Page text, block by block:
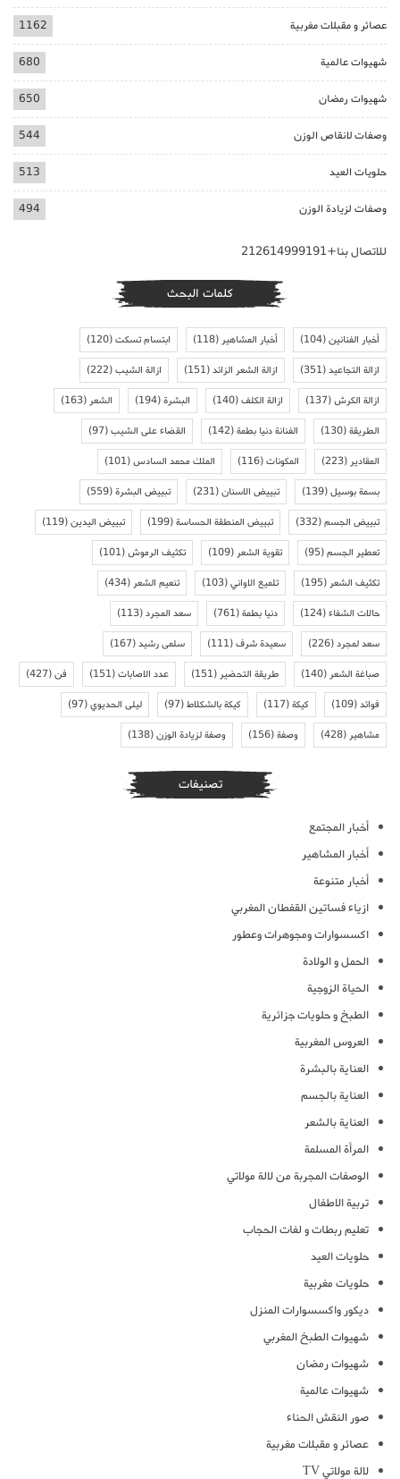
عصائر و مقبلات مغربية 1162
شهيوات عالمية 680
شهيوات رمضان 650
وصفات لانقاص الوزن 544
حلويات العيد 513
وصفات لزيادة الوزن 494
للاتصال بنا+212614999191
كلمات البحث
أخبار الفنانين(104) أخبار المشاهير(118) ابتسام تسكت(120)
ازالة التجاعيد(351) ازالة الشعر الزائد(151) ازالة الشيب(222)
ازالة الكرش(137) ازالة الكلف(140) البشرة(194) الشعر(163)
الطريقة(130) الفنانة دنيا بطمة(142) القضاء على الشيب(97)
المقادير(223) المكونات(116) الملك محمد السادس(101)
بسمة بوسيل(139) تبييض الاسنان(231) تبييض البشرة(559)
تبييض الجسم(332) تبييض المنطقة الحساسة(199) تبييض اليدين(119)
تعطير الجسم(95) تقوية الشعر(109) تكثيف الرموش(101)
تكثيف الشعر(195) تلميع الاواني(103) تنعيم الشعر(434)
حالات الشفاء(124) دنيا بطمة(761) سعد المجرد(113)
سعد لمجرد(226) سعيدة شرف(111) سلمى رشيد(167)
صباغة الشعر(140) طريقة التحضير(151) عدد الاصابات(151) فن(427)
فوائد(109) كيكة(117) كيكة بالشكلاط(97) ليلى الحديوي(97)
مشاهير(428) وصفة(156) وصفة لزيادة الوزن(138)
تصنيفات
أخبار المجتمع
أخبار المشاهير
أخبار متنوعة
ازياء فساتين القفطان المغربي
اكسسوارات ومجوهرات وعطور
الحمل و الولادة
الحياة الزوجية
الطبخ و حلويات جزائرية
العروس المغربية
العناية بالبشرة
العناية بالجسم
العناية بالشعر
المرأة المسلمة
الوصفات المجربة من لالة مولاتي
تربية الاطفال
تعليم ربطات و لفات الحجاب
حلويات العيد
حلويات مغربية
ديكور واكسسوارات المنزل
شهيوات الطبخ المغربي
شهيوات رمضان
شهيوات عالمية
صور النقش الحناء
عصائر و مقبلات مغربية
لالة مولاتي TV